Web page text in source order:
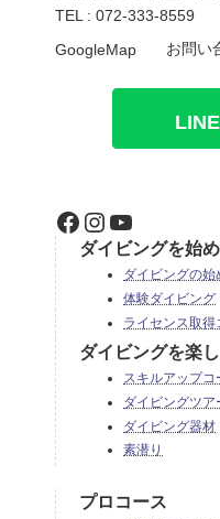
TEL : 072-333-8559
GoogleMap
お問い
Facebook
Instagram
YouTube
ダイビングを始
ダイビングの始
体験ダイビング
ライセンス取得
ダイビングを楽
スキルアップコ
ダイビングツア
ダイビング器材
素潜り
プロコース